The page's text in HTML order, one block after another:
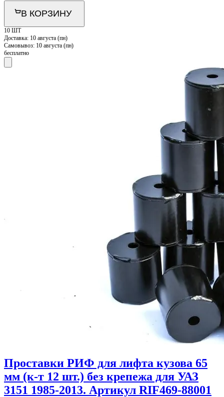
В КОРЗИНУ
10 ШТ
Доставка: 10 августа (пн)
Самовывоз: 10 августа (пн)
бесплатно
Проставки РИФ для лифта кузова 65
мм (к-т 12 шт.) без крепежа для УАЗ
3151 1985-2013. Артикул RIF469-88001